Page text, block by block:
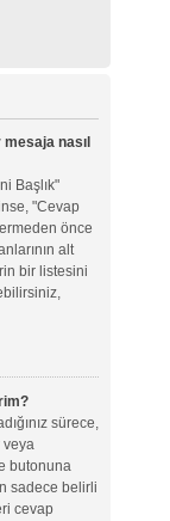
nasıl
Başlık"
"Cevap
önce
alt
bir listesini
sürece,
veya
butonuna
sadece belirli
cevap